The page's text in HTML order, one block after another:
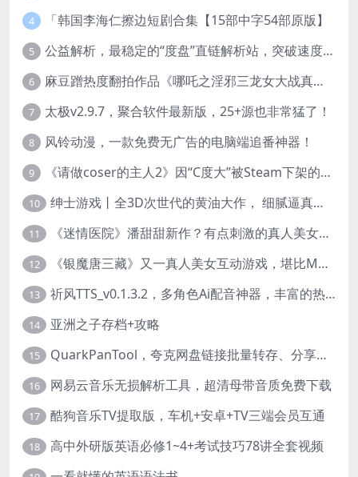
4 「韩国李海仁擦边短剧合集【15部中字54部原版】
5 公益解析，最稳定的“度盘”直链解析站，突破速度限制
6 麻豆蹭热度翻拍作品《哪吒之淫邪三龙女大战真阳魔童》 已上线
7 太极v2.9.7，聚合软件最新版，25+源也非常猛了！
8 风铃动漫，一款免费无广告的电脑端追番神器！
9 《请做coser的主人2》因“C度大”被Steam下架的真人美女互动游戏！
10 绅士游戏丨全3D次世代的黄油大作， 细腻逼真的双人互动狂想曲！
11 《迷情医院》潘甜甜新作？有点刺激的真人美女互动游戏
12 《银魔唐三藏》又一真人美女互动游戏，堪比M豆！
13 祈风TTS_v0.1.3.2，多角色Ai配音神器，丰富的热门音色
14 亚洲之子存档+攻略
15 QuarkPanTool，夸克网盘链接批量转存、分享和下载工具
16 网易云音乐无损解析工具，超清母带音质免费下载
17 酷狗音乐TV提取版，车机+安卓+TV三端会员互通
18 高中外研版英语必修1~4+考试技巧78讲全套视频